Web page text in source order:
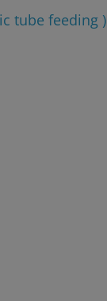
tube feeding )